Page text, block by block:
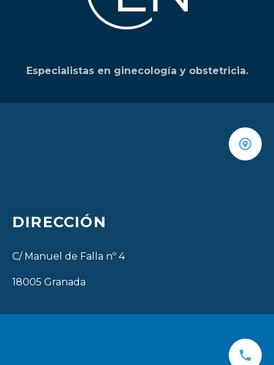
Especialistas en ginecología y obstetricia.
DIRECCIÓN
C/ Manuel de Falla nº 4
18005 Granada